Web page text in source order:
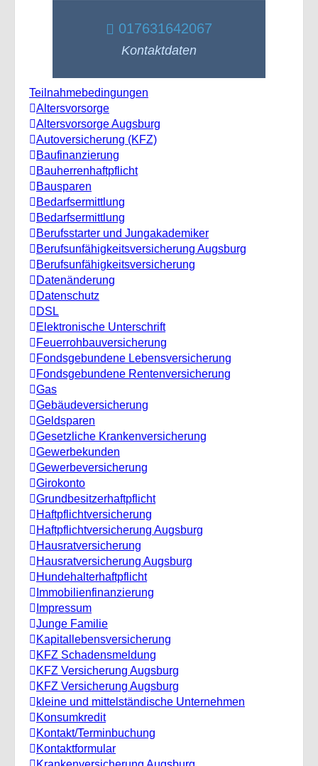
017631642067
Kontaktdaten
Teilnahmebedingungen
Altersvorsorge
Altersvorsorge Augsburg
Autoversicherung (KFZ)
Baufinanzierung
Bauherrenhaftpflicht
Bausparen
Bedarfsermittlung
Bedarfsermittlung
Berufsstarter und Jungakademiker
Berufsunfähigkeitsversicherung Augsburg
Berufs­unfähigkeitsversicherung
Datenänderung
Datenschutz
DSL
Elektronische Unterschrift
Feuerrohbauversicherung
Fondsgebundene Lebensversicherung
Fondsgebundene Rentenversicherung
Gas
Gebäudeversicherung
Geldsparen
Gesetzliche Krankenversicherung
Gewerbekunden
Gewerbeversicherung
Girokonto
Grundbesitzerhaftpflicht
Haftpflichtversicherung
Haftpflichtversicherung Augsburg
Hausratversicherung
Hausratversicherung Augsburg
Hundehalterhaftpflicht
Immobilienfinanzierung
Impressum
Junge Familie
Kapitallebensversicherung
KFZ Schadensmeldung
KFZ Versicherung Augsburg
KFZ Versicherung Augsburg
kleine und mittelständische Unternehmen
Konsumkredit
Kontakt/Terminbuchung
Kontaktformular